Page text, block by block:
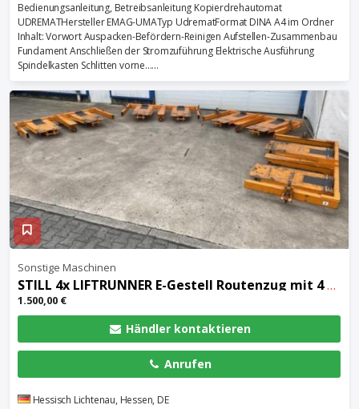
Bedienungsanleitung, Betreibsanleitung Kopierdrehautomat
UDREMATHersteller EMAG-UMATyp UdrematFormat DINA A4 im Ordner
Inhalt: Vorwort Auspacken-Befördern-Reinigen Aufstellen-Zusammenbau
Fundament Anschließen der Stromzuführung Elektrische Ausführung
Spindelkasten Schlitten vorne......
Sonstige Maschinen
STILL 4x LIFTRUNNER E-Gestell Routenzug mit 4 Stück Liftrunner- Routenwagen STIL
1.500,00 €
Händler kontaktieren
Anrufen
Hessisch Lichtenau, Hessen, DE